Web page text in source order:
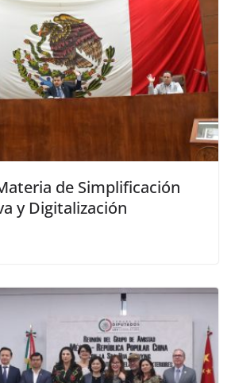
de Simplificación
y Digitalización